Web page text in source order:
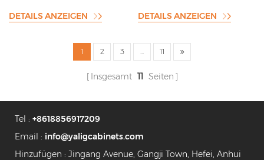
DETAILS ANZEIGEN DETAILS ANZEIGEN
1 2 3 11
Insgesamt 11 Seiten
Tel : +8618856917209
Email : info@yaligcabinets.com
Hinzufügen : Jingang Avenue, Gangji Town, Hefei, Anhui